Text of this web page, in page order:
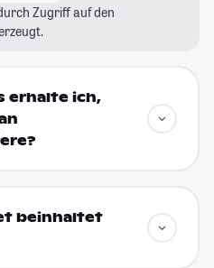
Zugriff auf den
erhalte ich,
beinhaltet